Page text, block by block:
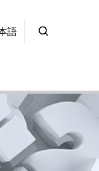
語